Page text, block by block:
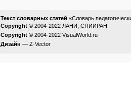
Текст словарных статей «Словарь
Copyright © 2004-2022 ЛАНИ, СПИИРАН
Copyright © 2004-2022 VisualWorld.ru
Дизайн — Z-Vector